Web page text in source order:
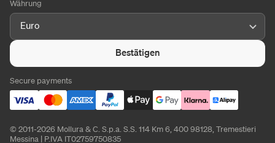
Währung
Euro
Bestätigen
Secure payments
© 2011-2026 Mollura & C. S.p.a. S.S. 114 Km 6, 400 98128, Tremestieri
Messina | P.IVA IT02759750835